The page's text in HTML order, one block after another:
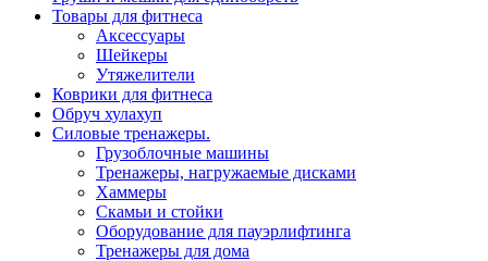
Товары для фитнеса
Aксессуары
Шейкеры
Утяжелители
Коврики для фитнеса
Обруч хулахуп
Силовые тренажеры.
Грузоблочные машины
Тренажеры, нагружаемые дисками
Хаммеры
Скамьи и стойки
Оборудование для пауэрлифтинга
Тренажеры для дома